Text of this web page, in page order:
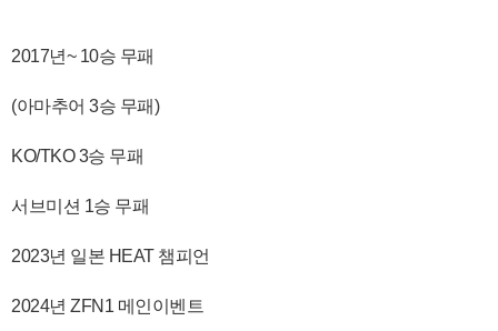
2017년~ 10승 무패
(아마추어 3승 무패)
KO/TKO 3승 무패
서브미션 1승 무패
2023년 일본 HEAT 챔피언
2024년 ZFN1 메인이벤트